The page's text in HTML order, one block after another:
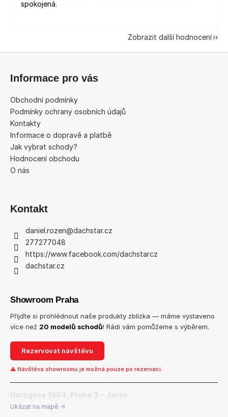
spokojená.
Zobrazit další hodnocení
Informace pro vás
Obchodní podmínky
Podmínky ochrany osobních údajů
Kontakty
Informace o dopravě a platbě
Jak vybrat schody?
Hodnocení obchodu
O nás
Kontakt
daniel.rozen@dachstar.cz
277277048
https://www.facebook.com/dachstarcz
dachstar.cz
Showroom Praha
Přijďte si prohlédnout naše produkty zblízka — máme vystaveno
více než 20 modelů schodů! Rádi vám pomůžeme s výběrem.
Rezervovat návštěvu
⚠ Návštěva showroomu je možná pouze po rezervaci.
Hartigova 1964, Praha 3 – Jarov
Ukázat na mapě →